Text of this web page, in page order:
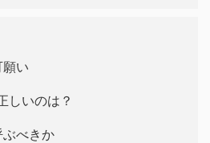
い
しいのは？
べきか